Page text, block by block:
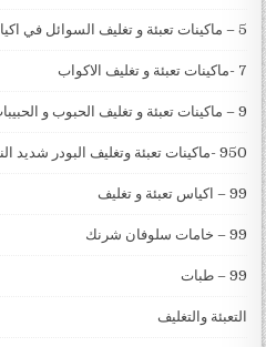
5 – ماكينات تعبئة و تغليف السوائل في اكياس اوتوماتيك
7 -ماكينات تعبئة و تغليف الاكواب
9 – ماكينات تعبئة و تغليف الحبوب و الحبيبات
950 -ماكينات تعبئة وتغليف البودر شديد النعومة
99 – اكياس تعبئة و تغليف
99 – خامات سلوفان شرنك
99 – طبات
التعبئة والتغليف